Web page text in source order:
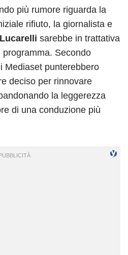
più rumore riguarda la
rifiuto, la giornalista e
sarebbe in trattativa
Secondo
Mediaset punterebbero
deciso per rinnovare
la leggerezza
di una conduzione più